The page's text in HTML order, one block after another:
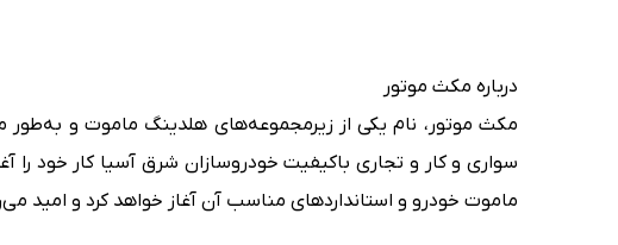
درباره مکث موتور
سواری و کار و تجاری باکیفیت خودروسازان شرق آسیا کار خود
ماموت خودرو و استانداردهای مناسب آن آغاز خواهد کرد و